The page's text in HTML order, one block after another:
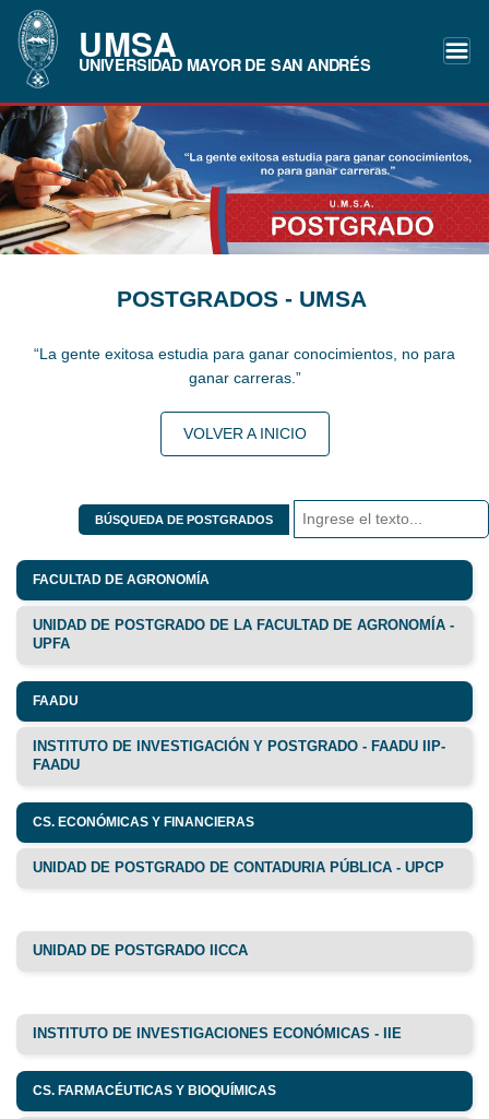
UMSA
UNIVERSIDAD MAYOR DE SAN ANDRÉS
POSTGRADOS - UMSA
“La gente exitosa estudia para ganar conocimientos, no para
ganar carreras.”
VOLVER A INICIO
BÚSQUEDA DE POSTGRADOS
FACULTAD DE AGRONOMÍA
UNIDAD DE POSTGRADO DE LA FACULTAD DE AGRONOMÍA -
UPFA
FAADU
INSTITUTO DE INVESTIGACIÓN Y POSTGRADO - FAADU IIP-
FAADU
CS. ECONÓMICAS Y FINANCIERAS
UNIDAD DE POSTGRADO DE CONTADURIA PÚBLICA - UPCP
UNIDAD DE POSTGRADO IICCA
INSTITUTO DE INVESTIGACIONES ECONÓMICAS - IIE
CS. FARMACÉUTICAS Y BIOQUÍMICAS